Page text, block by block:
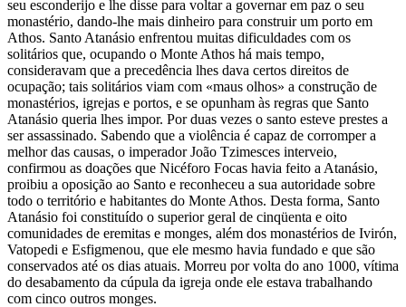
seu esconderijo e lhe disse para voltar a governar em paz o seu
monastério, dando-lhe mais dinheiro para construir um porto em
Athos. Santo Atanásio enfrentou muitas dificuldades com os
solitários que, ocupando o Monte Athos há mais tempo,
consideravam que a precedência lhes dava certos direitos de
ocupação; tais solitários viam com «maus olhos» a construção de
monastérios, igrejas e portos, e se opunham às regras que Santo
Atanásio queria lhes impor. Por duas vezes o santo esteve prestes a
ser assassinado. Sabendo que a violência é capaz de corromper a
melhor das causas, o imperador João Tzimesces interveio,
confirmou as doações que Nicéforo Focas havia feito a Atanásio,
proibiu a oposição ao Santo e reconheceu a sua autoridade sobre
todo o território e habitantes do Monte Athos. Desta forma, Santo
Atanásio foi constituído o superior geral de cinqüenta e oito
comunidades de eremitas e monges, além dos monastérios de Ivirón,
Vatopedi e Esfigmenou, que ele mesmo havia fundado e que são
conservados até os dias atuais. Morreu por volta do ano 1000, vítima
do desabamento da cúpula da igreja onde ele estava trabalhando
com cinco outros monges.